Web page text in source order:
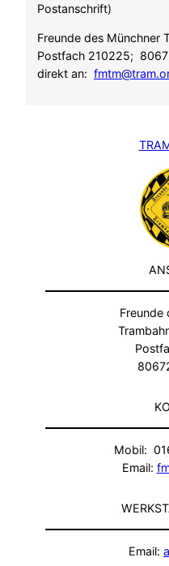
Postanschrift)
Freunde des Münchner
Postfach 210225;
direkt an:
Freunde
Mobil:
Email:
Email: